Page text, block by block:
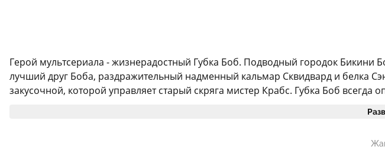
Герой мультсериала - жизнерадостный Губка Боб. Подводный городок Бикини
лучший друг Боба, раздражительный надменный кальмар Сквидвард и белка
закусочной, которой управляет старый скряга мистер Крабс. Губка Боб всегда